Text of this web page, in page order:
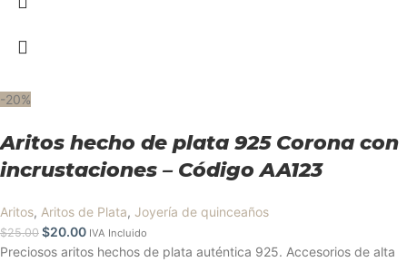
-20%
Aritos hecho de plata 925 Corona con
incrustaciones – Código AA123
Aritos, Aritos de Plata, Joyería de quinceaños
$25.00 $20.00 IVA Incluido
Preciosos aritos hechos de plata auténtica 925. Accesorios de alta